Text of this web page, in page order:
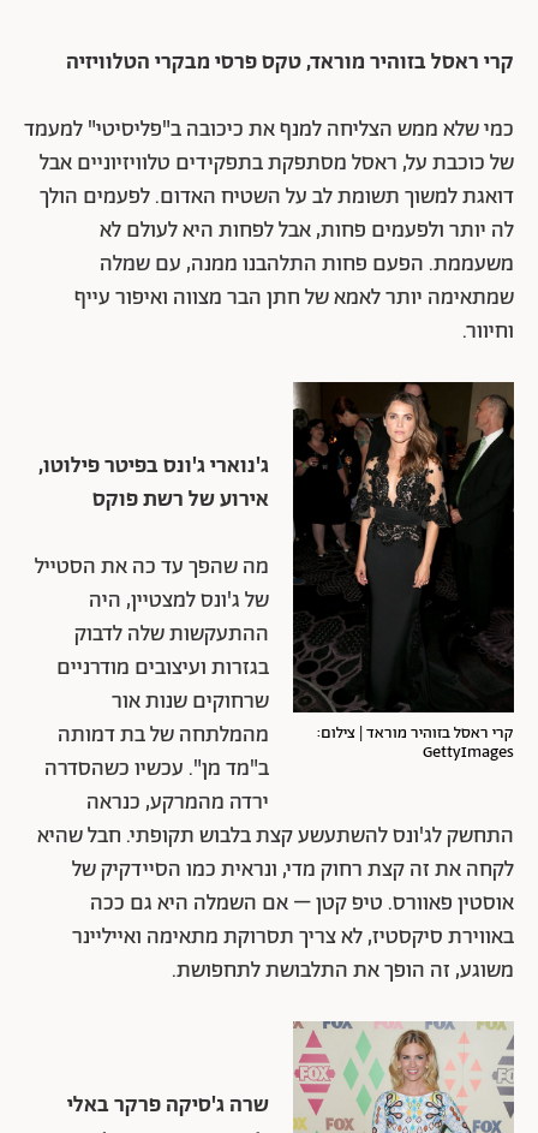
קרי ראסל בזוהיר מוראד, טקס פרסי מבקרי הטלוויזיה
כמי שלא ממש הצליחה למנף את כיכובה ב"פליסיטי" למעמד
של כוכבת על, ראסל מסתפקת בתפקידים טלוויזיוניים אבל
דואגת למשוך תשומת לב על השטיח האדום. לפעמים הולך
לה יותר ולפעמים פחות, אבל לפחות היא לעולם לא
משעממת. הפעם פחות התלהבנו ממנה, עם שמלה
שמתאימה יותר לאמא של חתן הבר מצווה ואיפור עייף
וחיוור.
קרי ראסל בזוהיר מוראד | צילום:
GettyImages
ג'נוארי ג'ונס בפיטר פילוטו,
אירוע של רשת פוקס
מה שהפך עד כה את הסטייל
של ג'ונס למצטיין, היה
ההתעקשות שלה לדבוק
בגזרות ועיצובים מודרניים
שרחוקים שנות אור
מהמלתחה של בת דמותה
ב"מד מן". עכשיו כשהסדרה
ירדה מהמרקע, כנראה
התחשק לג'ונס להשתעשע קצת בלבוש תקופתי. חבל שהיא
לקחה את זה קצת רחוק מדי, ונראית כמו הסיידקיק של
אוסטין פאוורס. טיפ קטן – אם השמלה היא גם ככה
באווירת סיקסטיז, לא צריך תסרוקת מתאימה ואייליינר
משוגע, זה הופך את התלבושת לתחפושת.
שרה ג'סיקה פרקר באלי